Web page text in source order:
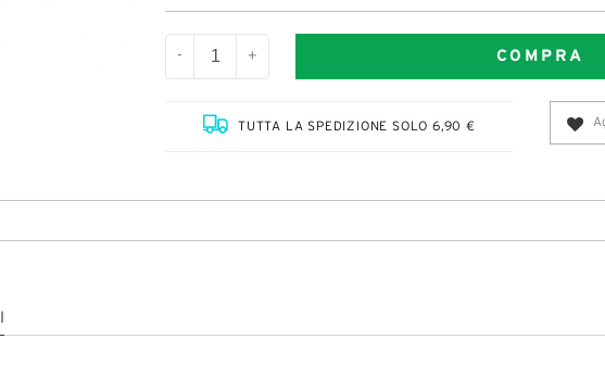
- + COMPRA
TUTTA LA SPEDIZIONE SOLO 6,90 €